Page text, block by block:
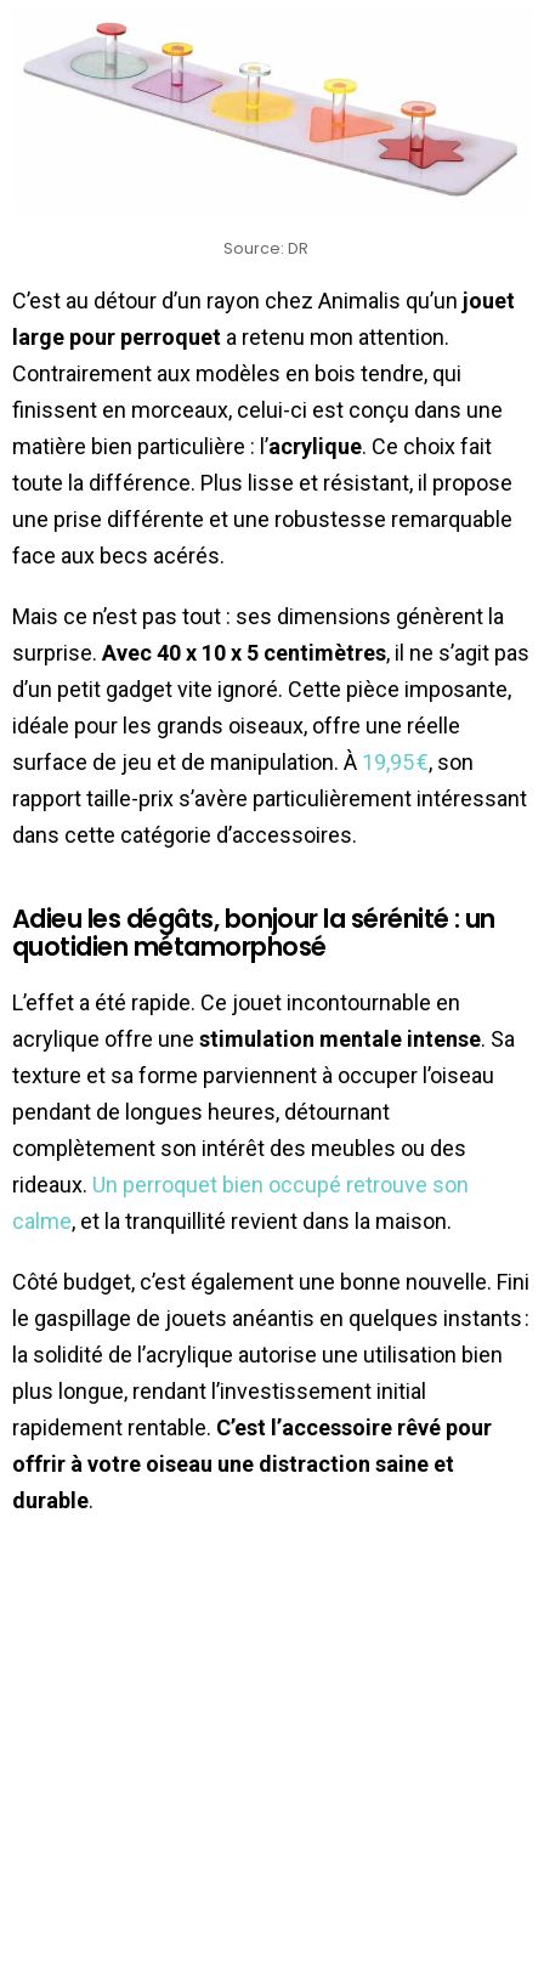
Source: DR
C’est au détour d’un rayon chez Animalis qu’un jouet
large pour perroquet a retenu mon attention.
Contrairement aux modèles en bois tendre, qui
finissent en morceaux, celui-ci est conçu dans une
matière bien particulière : l’acrylique. Ce choix fait
toute la différence. Plus lisse et résistant, il propose
une prise différente et une robustesse remarquable
face aux becs acérés.
Mais ce n’est pas tout : ses dimensions génèrent la
surprise. Avec 40 x 10 x 5 centimètres, il ne s’agit pas
d’un petit gadget vite ignoré. Cette pièce imposante,
idéale pour les grands oiseaux, offre une réelle
surface de jeu et de manipulation. À 19,95 €, son
rapport taille-prix s’avère particulièrement intéressant
dans cette catégorie d’accessoires.
Adieu les dégâts, bonjour la sérénité : un
quotidien métamorphosé
L’effet a été rapide. Ce jouet incontournable en
acrylique offre une stimulation mentale intense. Sa
texture et sa forme parviennent à occuper l’oiseau
pendant de longues heures, détournant
complètement son intérêt des meubles ou des
rideaux. Un perroquet bien occupé retrouve son
calme, et la tranquillité revient dans la maison.
Côté budget, c’est également une bonne nouvelle. Fini
le gaspillage de jouets anéantis en quelques instants :
la solidité de l’acrylique autorise une utilisation bien
plus longue, rendant l’investissement initial
rapidement rentable. C’est l’accessoire rêvé pour
offrir à votre oiseau une distraction saine et
durable.